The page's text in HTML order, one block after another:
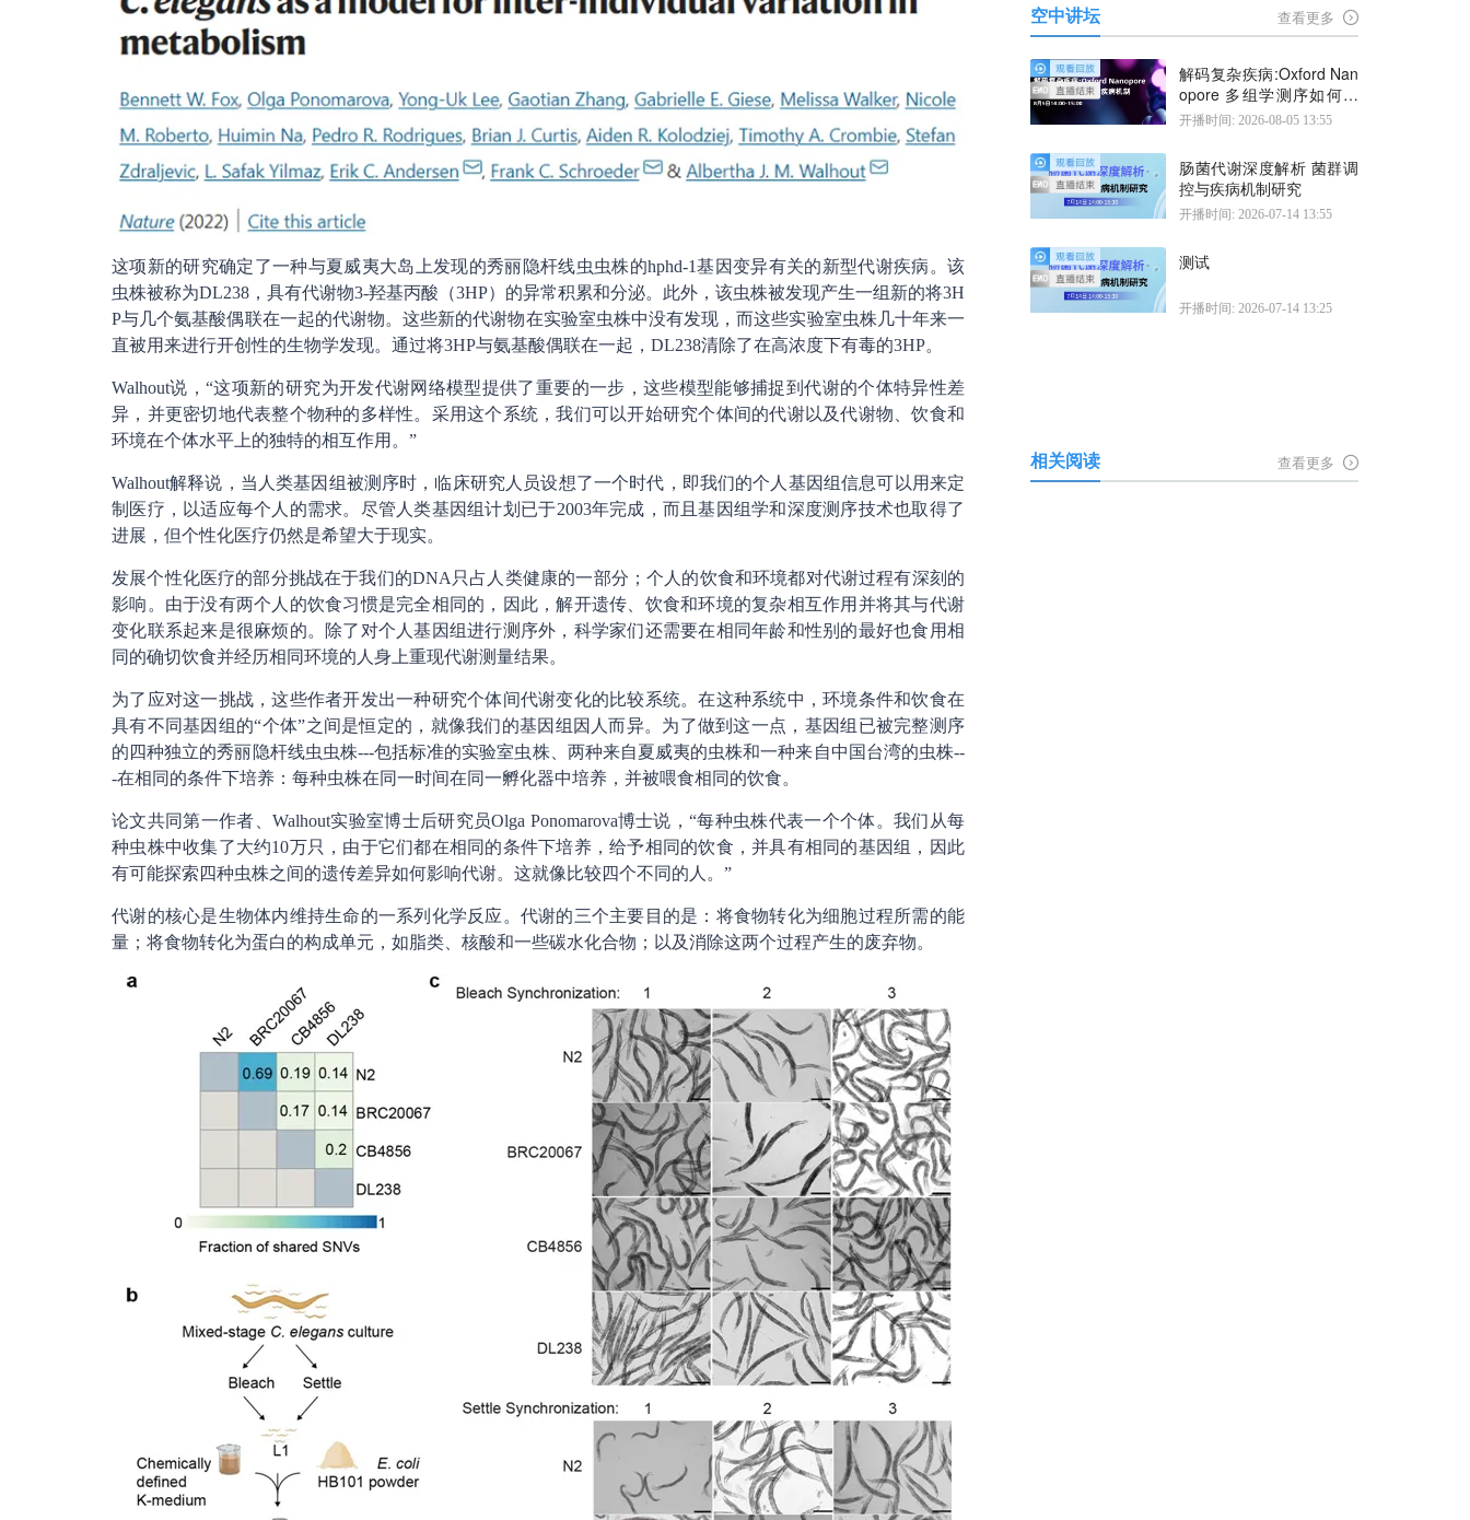
这项新的研究确定了一种与夏威夷大岛上发现的秀丽隐杆线虫虫株的hphd-1基因变异有关的新型代谢疾病。该
虫株被称为DL238，具有代谢物3-羟基丙酸（3HP）的异常积累和分泌。此外，该虫株被发现产生一组新的将3H
P与几个氨基酸偶联在一起的代谢物。这些新的代谢物在实验室虫株中没有发现，而这些实验室虫株几十年来一
直被用来进行开创性的生物学发现。通过将3HP与氨基酸偶联在一起，DL238清除了在高浓度下有毒的3HP。
Walhout说，“这项新的研究为开发代谢网络模型提供了重要的一步，这些模型能够捕捉到代谢的个体特异性差
异，并更密切地代表整个物种的多样性。采用这个系统，我们可以开始研究个体间的代谢以及代谢物、饮食和
环境在个体水平上的独特的相互作用。”
Walhout解释说，当人类基因组被测序时，临床研究人员设想了一个时代，即我们的个人基因组信息可以用来定
制医疗，以适应每个人的需求。尽管人类基因组计划已于2003年完成，而且基因组学和深度测序技术也取得了
进展，但个性化医疗仍然是希望大于现实。
发展个性化医疗的部分挑战在于我们的DNA只占人类健康的一部分；个人的饮食和环境都对代谢过程有深刻的
影响。由于没有两个人的饮食习惯是完全相同的，因此，解开遗传、饮食和环境的复杂相互作用并将其与代谢
变化联系起来是很麻烦的。除了对个人基因组进行测序外，科学家们还需要在相同年龄和性别的最好也食用相
同的确切饮食并经历相同环境的人身上重现代谢测量结果。
为了应对这一挑战，这些作者开发出一种研究个体间代谢变化的比较系统。在这种系统中，环境条件和饮食在
具有不同基因组的“个体”之间是恒定的，就像我们的基因组因人而异。为了做到这一点，基因组已被完整测序
的四种独立的秀丽隐杆线虫虫株---包括标准的实验室虫株、两种来自夏威夷的虫株和一种来自中国台湾的虫株--
-在相同的条件下培养：每种虫株在同一时间在同一孵化器中培养，并被喂食相同的饮食。
论文共同第一作者、Walhout实验室博士后研究员Olga Ponomarova博士说，“每种虫株代表一个个体。我们从每
种虫株中收集了大约10万只，由于它们都在相同的条件下培养，给予相同的饮食，并具有相同的基因组，因此
有可能探索四种虫株之间的遗传差异如何影响代谢。这就像比较四个不同的人。”
代谢的核心是生物体内维持生命的一系列化学反应。代谢的三个主要目的是：将食物转化为细胞过程所需的能
量；将食物转化为蛋白的构成单元，如脂类、核酸和一些碳水化合物；以及消除这两个过程产生的废弃物。
空中讲坛 查看更多
解码复杂疾病:Oxford Nan
opore 多组学测序如何揭
示疾病机制
开播时间: 2026-08-05 13:55
肠菌代谢深度解析 菌群调
控与疾病机制研究
开播时间: 2026-07-14 13:55
测试
开播时间: 2026-07-14 13:25
相关阅读 查看更多